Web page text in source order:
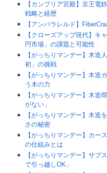
【カンブリア宮殿】京王電
戦略と経歴
【アンパラレルド】
【クローズアップ現代】キ
円市場」の課題と可能性
【がっちりマンデー】木造
初」の挑戦
【がっちりマンデー】木造
う木の力
【がっちりマンデー】木造
がない」
【がっちりマンデー】木造
さの秘密
【がっちりマンデー】カー
の仕組みとは
【がっちりマンデー】サブ
で引っ越しOK」